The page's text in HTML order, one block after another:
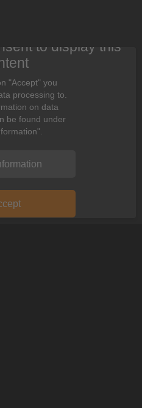
to display this
"Accept" you
processing to.
on data
be found under